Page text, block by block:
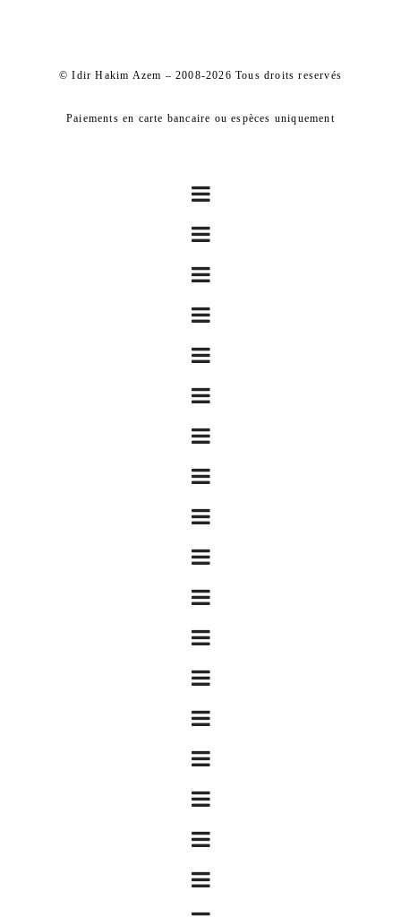
© Idir Hakim Azem – 2008-2026 Tous droits reservés
Paiements en carte bancaire ou espèces uniquement